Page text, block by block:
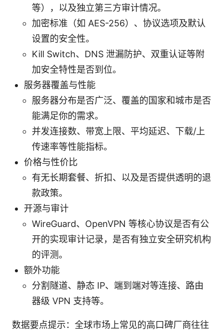
等），以及独立第三方审计情况。
加密标准（如 AES-256）、协议选项及默认
设置的安全性。
Kill Switch、DNS 泄漏防护、双重认证等附
加安全特性是否到位。
服务器覆盖与性能
服务器分布是否广泛、覆盖的国家和城市是否
能满足你的需求。
并发连接数、带宽上限、平均延迟、下载/上
传速率等性能指标。
价格与性价比
有无长期套餐、折扣、以及是否提供透明的退
款政策。
开源与审计
WireGuard、OpenVPN 等核心协议是否有公
开的实现审计记录，是否有独立安全研究机构
的评测。
额外功能
分割隧道、静态 IP、端到端对等连接、路由
器级 VPN 支持等。
数据要点提示：全球市场上常见的高口碑厂商往往